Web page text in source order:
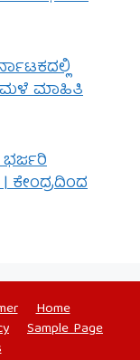
ಮಳೆ ಮಾಹಿತಿ
ಭರ್ಜರಿ
ಕೇಂದ್ರದಿಂದ
Home
Sample Page